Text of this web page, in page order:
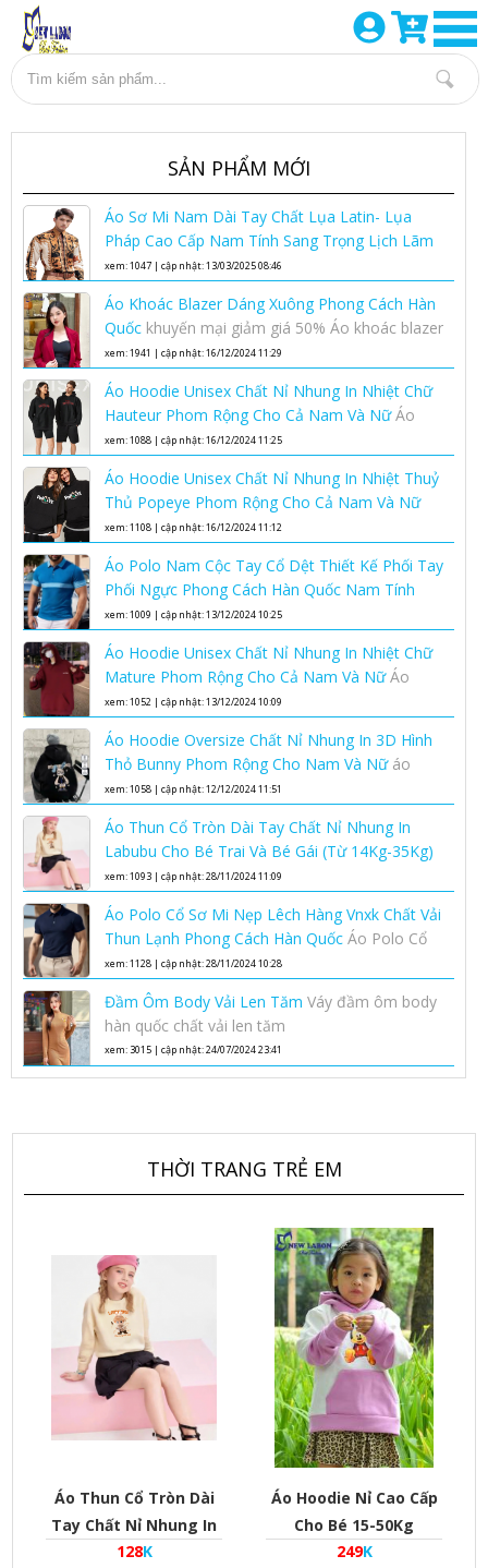
SẢN PHẨM MỚI
Áo Sơ Mi Nam Dài Tay Chất Lụa Latin- Lụa
Pháp Cao Cấp Nam Tính Sang Trọng Lịch Lãm
Áo sơ mi lụa nam cao cấp
xem: 1047 | cập nhật: 13/03/2025 08:46
Áo Khoác Blazer Dáng Xuông Phong Cách Hàn
Quốc khuyến mại giảm giá 50% Áo khoác blazer
dáng xuông phong cách Hàn Quốc nhân dịp
xem: 1941 | cập nhật: 16/12/2024 11:29
Áo Hoodie Unisex Chất Nỉ Nhung In Nhiệt Chữ
Hauteur Phom Rộng Cho Cả Nam Và NữÁo
Hoodie Unisex Chất Nỉ Nhung In Nhiệt Chữ
xem: 1088 | cập nhật: 16/12/2024 11:25
Áo Hoodie Unisex Chất Nỉ Nhung In Nhiệt Thuỷ
Thủ Popeye Phom Rộng Cho Cả Nam Và Nữ
Áo hoodie unisex phom rộng chất nỉ nhung áo
xem: 1108 | cập nhật: 16/12/2024 11:12
Áo Polo Nam Cộc Tay Cổ Dệt Thiết Kế Phối Tay
Phối Ngực Phong Cách Hàn Quốc Nam Tính
Lịch Lãmáo polo nam cộc tay cổ dệt
xem: 1009 | cập nhật: 13/12/2024 10:25
Áo Hoodie Unisex Chất Nỉ Nhung In Nhiệt Chữ
Mature Phom Rộng Cho Cả Nam Và NữÁo
hoodie unisex phom rộng chất nỉ nhung áo
xem: 1052 | cập nhật: 13/12/2024 10:09
Áo Hoodie Oversize Chất Nỉ Nhung In 3D Hình
Thỏ Bunny Phom Rộng Cho Nam Và Nữ áo
hoodie oversize nam nữ chất nỉ nhung cao cấp
xem: 1058 | cập nhật: 12/12/2024 11:51
Áo Thun Cổ Tròn Dài Tay Chất Nỉ Nhung In
Labubu Cho Bé Trai Và Bé Gái (Từ 14Kg-35Kg)
Kiểu Bo Gấu Bo Tay Phong Cách Hàn Quốc
xem: 1093 | cập nhật: 28/11/2024 11:09
Áo Polo Cổ Sơ Mi Nẹp Lêch Hàng Vnxk Chất Vải
Thun Lạnh Phong Cách Hàn Quốc Áo Polo Cổ
Sơ Mi Nẹp Lêch Hàng Vnxk Chất Vải Thun Lạnh
xem: 1128 | cập nhật: 28/11/2024 10:28
Đầm Ôm Body Vải Len Tăm Váy đầm ôm body
hàn quốc chất vải len tăm
xem: 3015 | cập nhật: 24/07/2024 23:41
THỜI TRANG TRẺ EM
Áo Thun Cổ Tròn Dài
Tay Chất Nỉ Nhung In
Labubu Cho Bé Trai Và
128K
Áo Hoodie Nỉ Cao Cấp
Cho Bé 15-50Kg
249K